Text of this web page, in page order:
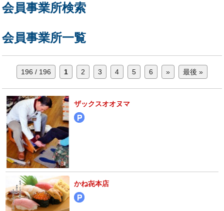
会員事業所検索
会員事業所一覧
196 / 196 1 2 3 4 5 6 » 最後 »
ザックスオオヌマ
かね㐂本店